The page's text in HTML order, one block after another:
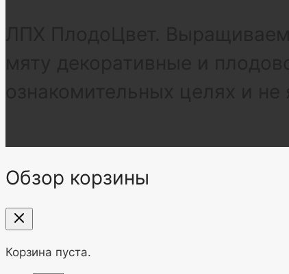
Обзор корзины
Корзина пуста.